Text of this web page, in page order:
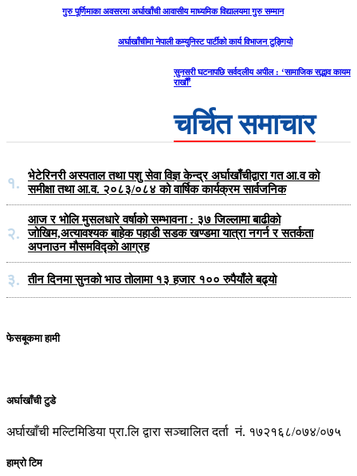
गुरु पूर्णिमाका अवसरमा अर्घाखाँची आवासीय माध्यमिक विद्यालयमा गुरु सम्मान
अर्घाखाँचीमा नेपाली कम्युनिस्ट पार्टीको कार्य विभाजन टुङ्गियो
सुनसरी घटनापछि सर्वदलीय अपील : ‘सामाजिक सद्भाव कायम
राखौँ’
चर्चित समाचार
१.
भेटेरिनरी अस्पताल तथा पशु सेवा विज्ञ केन्द्र अर्घाखाँचीद्वारा गत आ.व को
समीक्षा तथा आ.व. २०८३/०८४ को वार्षिक कार्यक्रम सार्वजनिक
२.
आज र भोलि मुसलधारे वर्षाको सम्भावना : ३७ जिल्लामा बाढीको
जोखिम,अत्यावश्यक बाहेक पहाडी सडक खण्डमा यात्रा नगर्न र सतर्कता
अपनाउन मौसमविद्काे आग्रह
३. तीन दिनमा सुनको भाउ तोलामा १३ हजार १०० रुपैयाँले बढ्यो
फेसबूकमा हामी
अर्घाखाँची टुडे
अर्घाखाँची मल्टिमिडिया प्रा.लि द्वारा सञ्चालित दर्ता नं. १७२१६८/०७४/०७५
हाम्रो टिम